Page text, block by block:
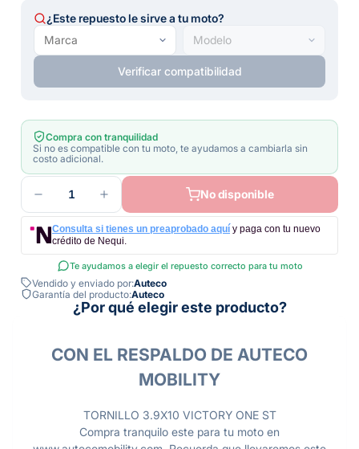
¿Este repuesto le sirve a tu moto?
Verificar compatibilidad
Compra con tranquilidad
Si no es compatible con tu moto, te ayudamos a cambiarla sin
costo adicional.
1 No disponible
Consulta si tienes un preaprobado aquí y paga con tu nuevo
crédito de Nequi.
Te ayudamos a elegir el repuesto correcto para tu moto
Vendido y enviado por:Auteco
Garantía del producto:Auteco
¿Por qué elegir este producto?
CON EL RESPALDO DE AUTECO
MOBILITY
TORNILLO 3.9X10 VICTORY ONE ST
Compra tranquilo este para tu moto en